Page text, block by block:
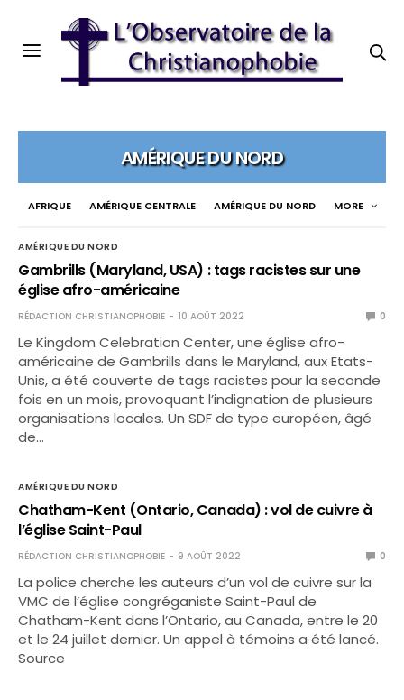
AMÉRIQUE DU NORD
AFRIQUE AMÉRIQUE CENTRALE AMÉRIQUE DU NORD MORE
AMÉRIQUE DU NORD
Gambrills (Maryland, USA) : tags racistes sur une
église afro-américaine
RÉDACTION CHRISTIANOPHOBIE 10 AOÛT 2022 0
Le Kingdom Celebration Center, une église afro-
américaine de Gambrills dans le Maryland, aux Etats-
Unis, a été couverte de tags racistes pour la seconde
fois en un mois, provoquant l’indignation de plusieurs
organisations locales. Un SDF de type européen, âgé
de…
AMÉRIQUE DU NORD
Chatham-Kent (Ontario, Canada) : vol de cuivre à
l’église Saint-Paul
RÉDACTION CHRISTIANOPHOBIE 9 AOÛT 2022 0
La police cherche les auteurs d’un vol de cuivre sur la
VMC de l’église congréganiste Saint-Paul de
Chatham-Kent dans l’Ontario, au Canada, entre le 20
et le 24 juillet dernier. Un appel à témoins a été lancé.
Source